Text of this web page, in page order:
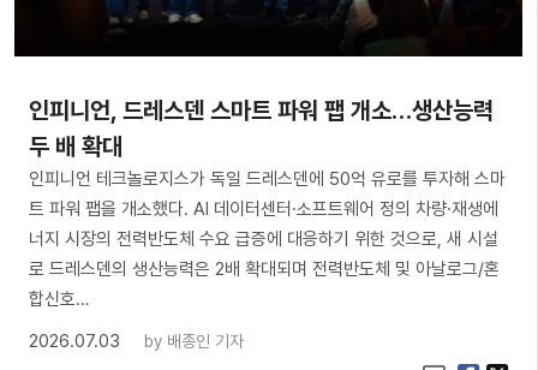
인피니언, 드레스덴 스마트 파워 팹 개소…생산능력
두 배 확대
인피니언 테크놀로지스가 독일 드레스덴에 50억 유로를 투자해 스마
트 파워 팹을 개소했다. AI 데이터센터·소프트웨어 정의 차량·재생에
너지 시장의 전력반도체 수요 급증에 대응하기 위한 것으로, 새 시설
로 드레스덴의 생산능력은 2배 확대되며 전력반도체 및 아날로그/혼
합신호…
2026.07.03
by 배종인 기자